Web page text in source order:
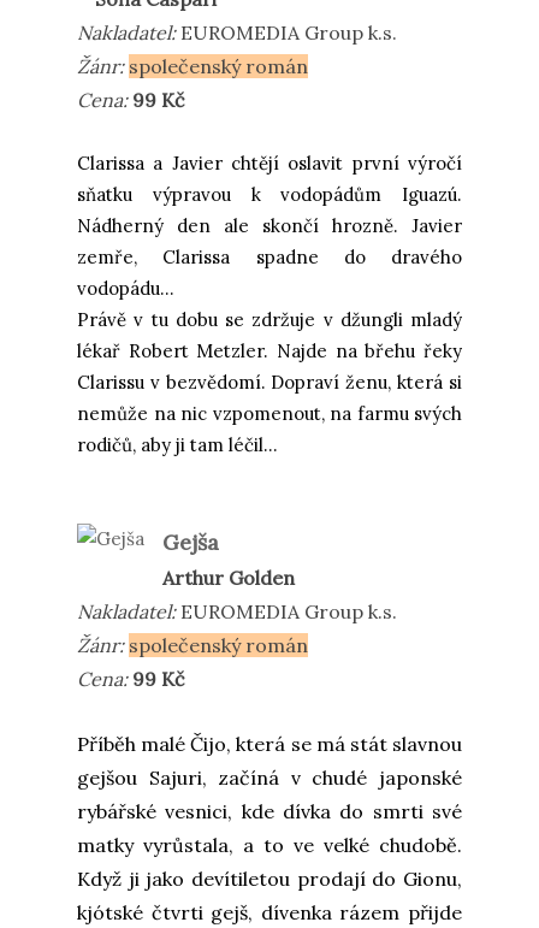
Nakladatel: EUROMEDIA Group k.s.
Žánr: společenský román
Cena: 99 Kč
Clarissa a Javier chtějí oslavit první výročí
sňatku výpravou k vodopádům Iguazú.
Nádherný den ale skončí hrozně. Javier
zemře, Clarissa spadne do dravého
vodopádu...
Právě v tu dobu se zdržuje v džungli mladý
lékař Robert Metzler. Najde na břehu řeky
Clarissu v bezvědomí. Dopraví ženu, která si
nemůže na nic vzpomenout, na farmu svých
rodičů, aby ji tam léčil...
Gejša
Arthur Golden
Nakladatel: EUROMEDIA Group k.s.
Žánr: společenský román
Cena: 99 Kč
Příběh malé Čijo, která se má stát slavnou
gejšou Sajuri, začíná v chudé japonské
rybářské vesnici, kde dívka do smrti své
matky vyrůstala, a to ve velké chudobě.
Když ji jako devítiletou prodají do Gionu,
kjótské čtvrti gejš, dívenka rázem přijde